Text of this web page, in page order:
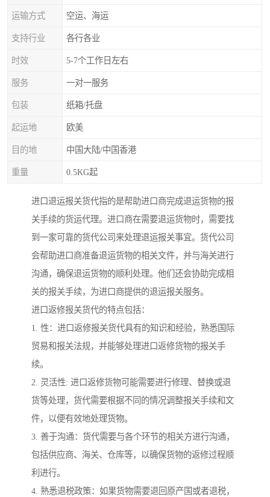
运输方式 空运、海运
支持行业 各行各业
时效 5-7个工作日左右
服务 一对一服务
包装 纸箱/托盘
起运地 欧美
目的地 中国大陆/中国香港
重量 0.5KG起
进口退运报关货代指的是帮助进口商完成退运货物的报
关手续的货运代理。进口商在需要退运货物时，需要找
到一家可靠的货代公司来处理退运报关事宜。货代公司
会帮助进口商准备退运货物的相关文件，并与海关进行
沟通，确保退运货物的顺利处理。他们还会协助完成相
关的报关手续，为进口商提供的退运报关服务。
进口返修报关货代的特点包括：
1. 性：进口返修报关货代具有的知识和经验，熟悉国际
贸易和报关法规，并能够处理进口返修货物的报关手
续。
2. 灵活性: 进口返修货物可能需要进行修理、替换或退
货等处理，货代需要根据不同的情况调整报关手续和文
件，以便有效地处理货物。
3. 善于沟通：货代需要与各个环节的相关方进行沟通，
包括供应商、海关、仓库等，以确保货物的返修过程顺
利进行。
4. 熟悉退税政策：如果货物需要退回原产国或者退税，